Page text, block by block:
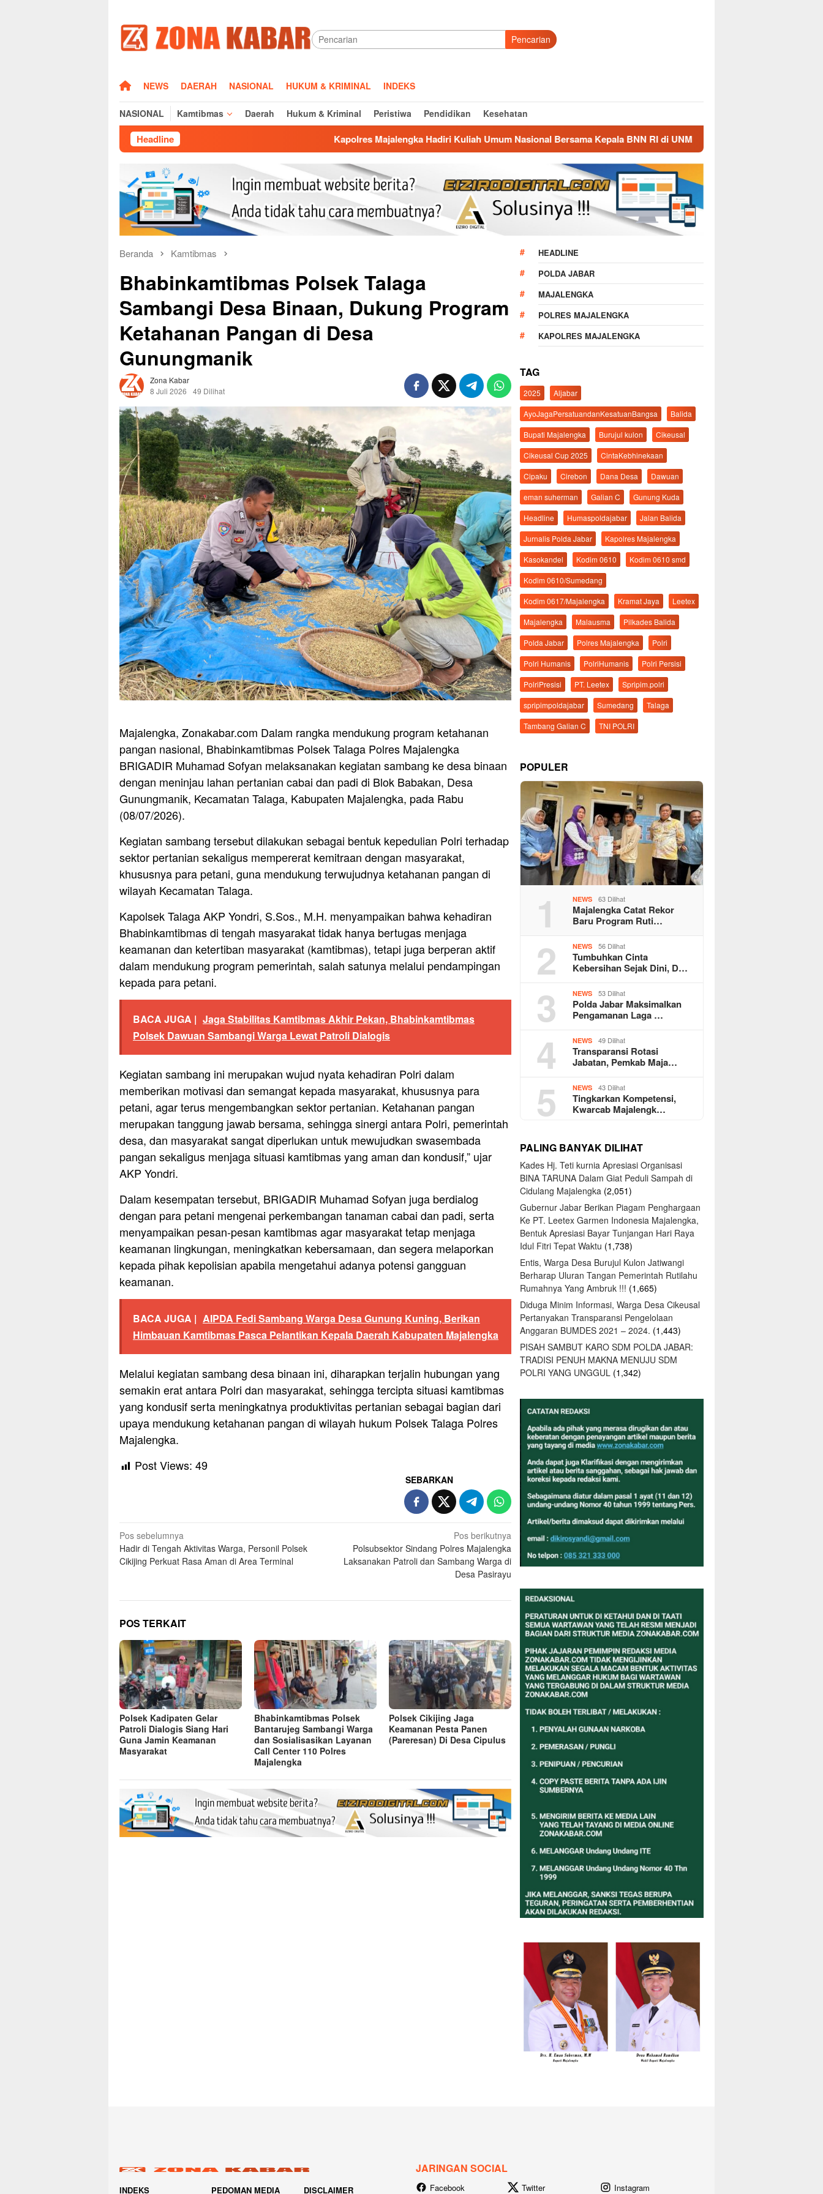
konten
Pencarian
HOMENEWS DAERAH NASIONAL HUKUM & KRIMINAL INDEKS
NASIONAL Kamtibmas Daerah Hukum & Kriminal Peristiwa Pendidikan Kesehatan
Headline Kapolres Majalengka Hadiri Kuliah Umum Nasional Bersama Kepala BNN RI di UNMA Nostalgia Masa Dinas, Kepala BNN RI
Beranda Kamtibmas
Bhabinkamtibmas Polsek Talaga
Sambangi Desa Binaan, Dukung Program
Ketahanan Pangan di Desa
Gunungmanik
Zona Kabar
8 Juli 2026
49 Dilihat
Majalengka, Zonakabar.com Dalam rangka mendukung program ketahanan
pangan nasional, Bhabinkamtibmas Polsek Talaga Polres Majalengka
BRIGADIR Muhamad Sofyan melaksanakan kegiatan sambang ke desa binaan
dengan meninjau lahan pertanian cabai dan padi di Blok Babakan, Desa
Gunungmanik, Kecamatan Talaga, Kabupaten Majalengka, pada Rabu
(08/07/2026).
Kegiatan sambang tersebut dilakukan sebagai bentuk kepedulian Polri terhadap
sektor pertanian sekaligus mempererat kemitraan dengan masyarakat,
khususnya para petani, guna mendukung terwujudnya ketahanan pangan di
wilayah Kecamatan Talaga.
Kapolsek Talaga AKP Yondri, S.Sos., M.H. menyampaikan bahwa kehadiran
Bhabinkamtibmas di tengah masyarakat tidak hanya bertugas menjaga
keamanan dan ketertiban masyarakat (kamtibmas), tetapi juga berperan aktif
dalam mendukung program pemerintah, salah satunya melalui pendampingan
kepada para petani.
BACA JUGA | Jaga Stabilitas Kamtibmas Akhir Pekan, Bhabinkamtibmas
Polsek Dawuan Sambangi Warga Lewat Patroli Dialogis
Kegiatan sambang ini merupakan wujud nyata kehadiran Polri dalam
memberikan motivasi dan semangat kepada masyarakat, khususnya para
petani, agar terus mengembangkan sektor pertanian. Ketahanan pangan
merupakan tanggung jawab bersama, sehingga sinergi antara Polri, pemerintah
desa, dan masyarakat sangat diperlukan untuk mewujudkan swasembada
pangan sekaligus menjaga situasi kamtibmas yang aman dan kondusif,” ujar
AKP Yondri.
Dalam kesempatan tersebut, BRIGADIR Muhamad Sofyan juga berdialog
dengan para petani mengenai perkembangan tanaman cabai dan padi, serta
menyampaikan pesan-pesan kamtibmas agar masyarakat tetap menjaga
keamanan lingkungan, meningkatkan kebersamaan, dan segera melaporkan
kepada pihak kepolisian apabila mengetahui adanya potensi gangguan
keamanan.
BACA JUGA | AIPDA Fedi Sambang Warga Desa Gunung Kuning, Berikan
Himbauan Kamtibmas Pasca Pelantikan Kepala Daerah Kabupaten Majalengka
Melalui kegiatan sambang desa binaan ini, diharapkan terjalin hubungan yang
semakin erat antara Polri dan masyarakat, sehingga tercipta situasi kamtibmas
yang kondusif serta meningkatnya produktivitas pertanian sebagai bagian dari
upaya mendukung ketahanan pangan di wilayah hukum Polsek Talaga Polres
Majalengka.
Post Views: 49
SEBARKAN
Navigasi
pos
Pos sebelumnya
Hadir di Tengah Aktivitas Warga, Personil Polsek
Cikijing Perkuat Rasa Aman di Area Terminal
Pos berikutnya
Polsubsektor Sindang Polres Majalengka
Laksanakan Patroli dan Sambang Warga di
Desa Pasirayu
POS TERKAIT
Polsek Kadipaten Gelar
Patroli Dialogis Siang Hari
Guna Jamin Keamanan
Masyarakat
Bhabinkamtibmas Polsek
Bantarujeg Sambangi Warga
dan Sosialisasikan Layanan
Call Center 110 Polres
Majalengka
Polsek Cikijing Jaga
Keamanan Pesta Panen
(Pareresan) Di Desa Cipulus
HEADLINE
POLDA JABAR
MAJALENGKA
POLRES MAJALENGKA
KAPOLRES MAJALENGKA
TAG
2025
Aljabar
AyoJagaPersatuandanKesatuanBangsa
Balida
Bupati Majalengka
Burujul kulon
Cikeusal
Cikeusal Cup 2025
CintaKebhinekaan
Cipaku
Cirebon Dana Desa
Dawuan
eman suherman
Galian C
Gunung Kuda
Headline
Humaspoldajabar
Jalan Balida
Jurnalis Polda Jabar
Kapolres Majalengka
Kasokandel
Kodim 0610
Kodim 0610 smd
Kodim 0610/Sumedang
Kodim 0617/Majalengka
Kramat Jaya
Leetex
Majalengka
Malausma
Pilkades Balida
Polda Jabar
Polres Majalengka
Polri
Polri Humanis
PolriHumanis
Polri Persisi
PolriPresisi
PT. Leetex
Spripim.polri
spripimpoldajabar
Sumedang
Talaga
Tambang Galian C
TNI POLRI
POPULER
1 NEWS 63 Dilihat
Majalengka Catat Rekor
Baru Program Ruti…
2 NEWS 56 Dilihat
Tumbuhkan Cinta
Kebersihan Sejak Dini, D…
3 NEWS 53 Dilihat
Polda Jabar Maksimalkan
Pengamanan Laga …
4 NEWS 49 Dilihat
Transparansi Rotasi
Jabatan, Pemkab Maja…
5 NEWS 43 Dilihat
Tingkarkan Kompetensi,
Kwarcab Majalengk…
PALING BANYAK DILIHAT
Kades Hj. Teti kurnia Apresiasi Organisasi
BINA TARUNA Dalam Giat Peduli Sampah di
Cidulang Majalengka (2,051)
Gubernur Jabar Berikan Piagam Penghargaan
Ke PT. Leetex Garmen Indonesia Majalengka,
Bentuk Apresiasi Bayar Tunjangan Hari Raya
Idul Fitri Tepat Waktu (1,738)
Entis, Warga Desa Burujul Kulon Jatiwangi
Berharap Uluran Tangan Pemerintah Rutilahu
Rumahnya Yang Ambruk !!! (1,665)
Diduga Minim Informasi, Warga Desa Cikeusal
Pertanyakan Transparansi Pengelolaan
Anggaran BUMDES 2021 – 2024. (1,443)
PISAH SAMBUT KARO SDM POLDA JABAR:
TRADISI PENUH MAKNA MENUJU SDM
POLRI YANG UNGGUL (1,342)
INDEKS PEDOMAN MEDIA DISCLAIMER
JARINGAN SOCIAL
Facebook Twitter Instagram